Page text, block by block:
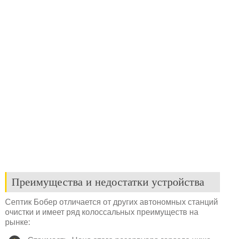
Преимущества и недостатки устройства
Септик Бобер отличается от других автономных станций
очистки и имеет ряд колоссальных преимуществ на
рынке: